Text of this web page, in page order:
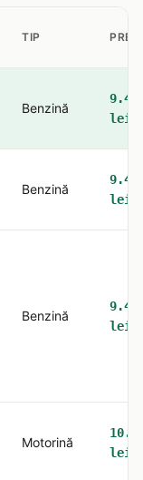
TIP PREȚ
Benzină
9.47
lei
Benzină
9.47
lei
Benzină
9.47
lei
Motorină
lei